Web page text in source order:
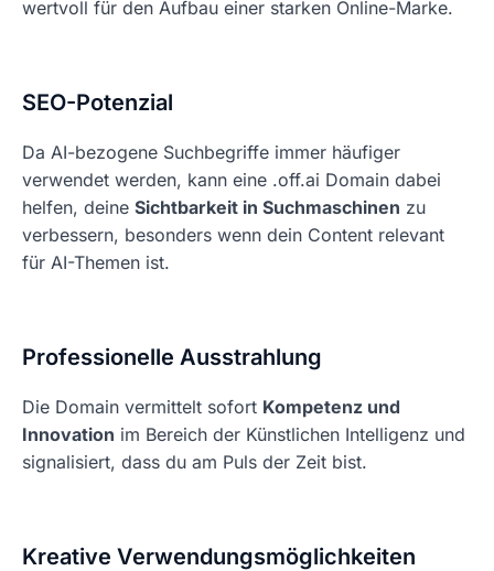
wertvoll für den Aufbau einer starken Online-Marke.
SEO-Potenzial
Da AI-bezogene Suchbegriffe immer häufiger
verwendet werden, kann eine .off.ai Domain dabei
helfen, deine Sichtbarkeit in Suchmaschinen zu
verbessern, besonders wenn dein Content relevant
für AI-Themen ist.
Professionelle Ausstrahlung
Die Domain vermittelt sofort Kompetenz und
Innovation im Bereich der Künstlichen Intelligenz und
signalisiert, dass du am Puls der Zeit bist.
Kreative Verwendungsmöglichkeiten